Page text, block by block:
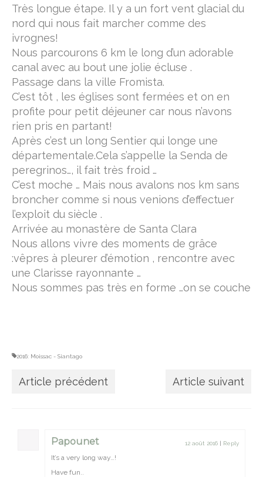
Jesus trail
Le sentier d’Abraham
camino primitivo
sur le chemin de Rome
via Francigena
Via Cluniacensis
Via Lugdunum
Via Podiensis
Vallée du Célé
Camino Francès
Réfléchir
Devenir un pèlerin
le bourdon, la besace et la calebasse
A propos
Très longue étape. Il y a un fort vent glacial du
nord qui nous fait marcher comme des
ivrognes!
Nous parcourons 6 km le long d’un adorable
canal avec au bout une jolie écluse .
Passage dans la ville Fromista.
C’est tôt , les églises sont fermées et on en
profite pour petit déjeuner car nous n’avons
rien pris en partant!
Après c’est un long Sentier qui longe une
départementale.Cela s’appelle la Senda de
peregrinos…, il fait très froid …
C’est moche … Mais nous avalons nos km sans
broncher comme si nous venions d’effectuer
l’exploit du siècle .
Arrivée au monastère de Santa Clara
Nous allons vivre des moments de grâce
:vêpres à pleurer d’émotion , rencontre avec
une Clarisse rayonnante …
Nous sommes pas très en forme …on se couche
2016: Moissac - Siantago
Article précédent Article suivant
Papounet 12 août 2016 | Reply
It’s a very long way…!
Have fun..